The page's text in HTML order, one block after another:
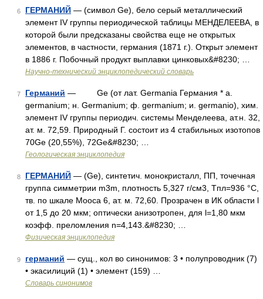
6 ГЕРМАНИЙ — (символ Ge), бело серый металлический
элемент IV группы периодической таблицы МЕНДЕЛЕЕВА, в
которой были предсказаны свойства еще не открытых
элементов, в частности, германия (1871 г.). Открыт элемент
в 1886 г. Побочный продукт выплавки цинковых&#8230; …
Научно-технический энциклопедический словарь
7 Германий — Ge (от лат. Germania Германия * a.
germanium; н. Germanium; ф. germanium; и. germanio), хим.
элемент IV группы периодич. системы Менделеева, ат.н. 32,
ат. м. 72,59. Природный Г. состоит из 4 стабильных изотопов
70Ge (20,55%), 72Ge&#8230; …
Геологическая энциклопедия
8 ГЕРМАНИЙ — (Ge), синтетич. монокристалл, ПП, точечная
группа симметрии m3m, плотность 5,327 г/см3, Tпл=936 °С,
тв. по шкале Мооса 6, ат. м. 72,60. Прозрачен в ИК области l
от 1,5 до 20 мкм; оптически анизотропен, для l=1,80 мкм
коэфф. преломления n=4,143.&#8230; …
Физическая энциклопедия
9 германий — сущ., кол во синонимов: 3 • полупроводник (7)
• экасилиций (1) • элемент (159) …
Словарь синонимов